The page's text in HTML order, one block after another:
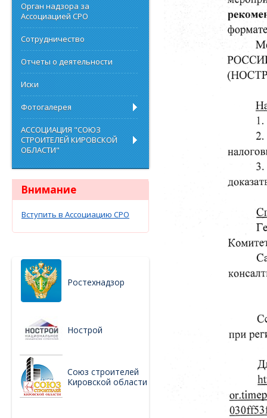
Орган надзора за
Ассоциацией СРО
Сотрудничество
Отчеты о деятельности
Иски
Фотогалерея
АССОЦИАЦИЯ "СОЮЗ
СТРОИТЕЛЕЙ КИРОВСКОЙ
ОБЛАСТИ"
Внимание
Вступить в Ассоциацию СРО
Ростехнадзор
Нострой
Союз строителей
Кировской области